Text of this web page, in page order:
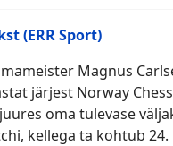
(ERR Sport)
Magnus
järjest Norway
oma tulevase
kellega ta kohtub